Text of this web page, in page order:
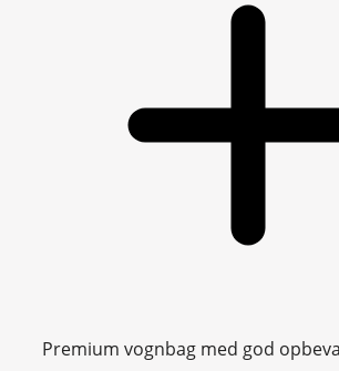
Premium vognbag med god